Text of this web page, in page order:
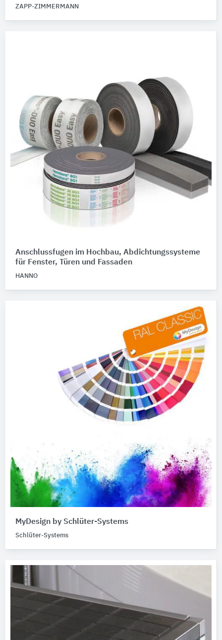
ZAPP-ZIMMERMANN
Anschlussfugen im Hochbau, Abdichtungssysteme
für Fenster, Türen und Fassaden
HANNO
MyDesign by Schlüter-Systems
Schlüter-Systems